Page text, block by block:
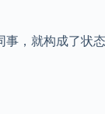
，就构成了状态